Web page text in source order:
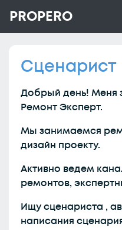
PROPERO
Сценарист
Добрый день! Меня
Ремонт Эксперт.
Мы занимаемся
дизайн проекту.
Активно ведем
ремонтов,
Ищу сценариста ,
написания